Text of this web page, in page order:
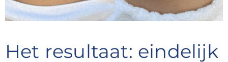
Het resultaat: eindelijk